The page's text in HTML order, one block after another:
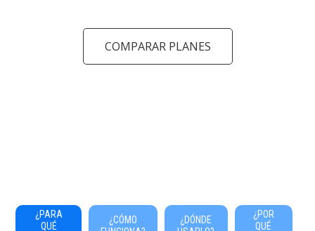
COMPARAR PLANES
¿PARA
QUÉ
¿CÓMO
¿DÓNDE
¿POR
QUÉ